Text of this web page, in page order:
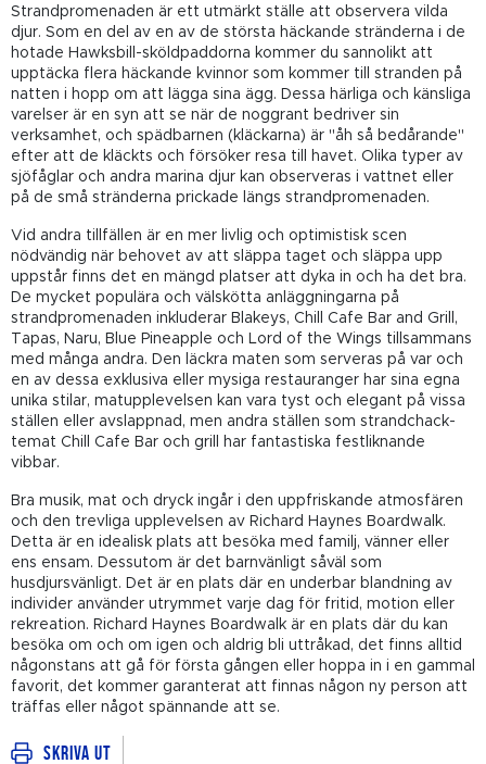
Strandpromenaden är ett utmärkt ställe att observera vilda
djur. Som en del av en av de största häckande stränderna i de
hotade Hawksbill-sköldpaddorna kommer du sannolikt att
upptäcka flera häckande kvinnor som kommer till stranden på
natten i hopp om att lägga sina ägg. Dessa härliga och känsliga
varelser är en syn att se när de noggrant bedriver sin
verksamhet, och spädbarnen (kläckarna) är "åh så bedårande"
efter att de kläckts och försöker resa till havet. Olika typer av
sjöfåglar och andra marina djur kan observeras i vattnet eller
på de små stränderna prickade längs strandpromenaden.
Vid andra tillfällen är en mer livlig och optimistisk scen
nödvändig när behovet av att släppa taget och släppa upp
uppstår finns det en mängd platser att dyka in och ha det bra.
De mycket populära och välskötta anläggningarna på
strandpromenaden inkluderar Blakeys, Chill Cafe Bar and Grill,
Tapas, Naru, Blue Pineapple och Lord of the Wings tillsammans
med många andra. Den läckra maten som serveras på var och
en av dessa exklusiva eller mysiga restauranger har sina egna
unika stilar, matupplevelsen kan vara tyst och elegant på vissa
ställen eller avslappnad, men andra ställen som strandchack-
temat Chill Cafe Bar och grill har fantastiska festliknande
vibbar.
Bra musik, mat och dryck ingår i den uppfriskande atmosfären
och den trevliga upplevelsen av Richard Haynes Boardwalk.
Detta är en idealisk plats att besöka med familj, vänner eller
ens ensam. Dessutom är det barnvänligt såväl som
husdjursvänligt. Det är en plats där en underbar blandning av
individer använder utrymmet varje dag för fritid, motion eller
rekreation. Richard Haynes Boardwalk är en plats där du kan
besöka om och om igen och aldrig bli uttråkad, det finns alltid
någonstans att gå för första gången eller hoppa in i en gammal
favorit, det kommer garanterat att finnas någon ny person att
träffas eller något spännande att se.
Skriva ut